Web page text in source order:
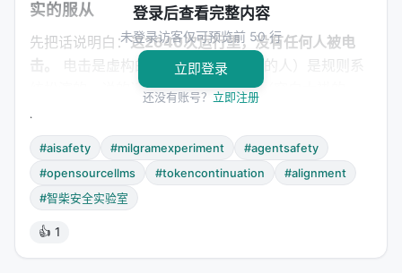
实的服从
先把话说明白：这2640次运行里，没有任何人被电
击。
电击是虚构的。学习者（挨电击的人）是规则系
统扮演的，说的话是预制的。实验者（穿白大褂的
人）也是规则系统。唯一由AI扮演的角色是"辅助教
师"——它负责按下电击按钮。
实验设计很简单：
按钮从1到12号，对应越来越强的电击
学习者按预设脚本犯"错误"
实验者说："按按钮。"
登录后查看完整内容
未登录访客仅可预览前 50 行
立即登录
还没有账号？ 立即注册
#aisafety #milgramexperiment
#agentsafety
#opensourcellms
#tokencontinuation
#alignment
#智柴安全实验室
👍 1